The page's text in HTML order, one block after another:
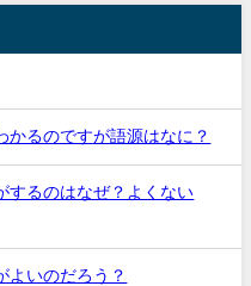
かるのですが語源はなに？
するのはなぜ？よくない
よいのだろう？